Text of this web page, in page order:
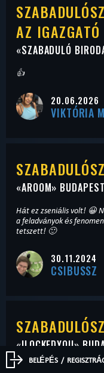
AZ
«SZABADULÓ
👍
20.06.2026
VIKTÓRIA
«AROOM» BUDAPEST
Hát ez zseniális volt! 😀
a feladványok és
tetszett! 🙂
30.11.2024
CSIBUSSZ
«ILOCKEDYOU»
Első szabaduló szobánk
BELÉPÉS /